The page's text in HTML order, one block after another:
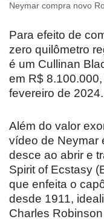
Neymar compra novo
Para efeito de
zero quilômetro
é um Cullinan
em R$
fevereiro de 2024.
Além do valor
vídeo de Neymar
desce ao abrir e
Spirit of Ecstasy
que enfeita o
desde 1911,
Charles